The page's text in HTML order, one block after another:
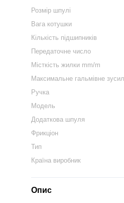
Розмір шпулі
Вага котушки
Кількість підшипників
Передаточне число
Місткість жилки mm/m
Максимальне гальмівне
Ручка
Модель
Додаткова шпуля
Фрикціон
Тип
Країна виробник
Опис